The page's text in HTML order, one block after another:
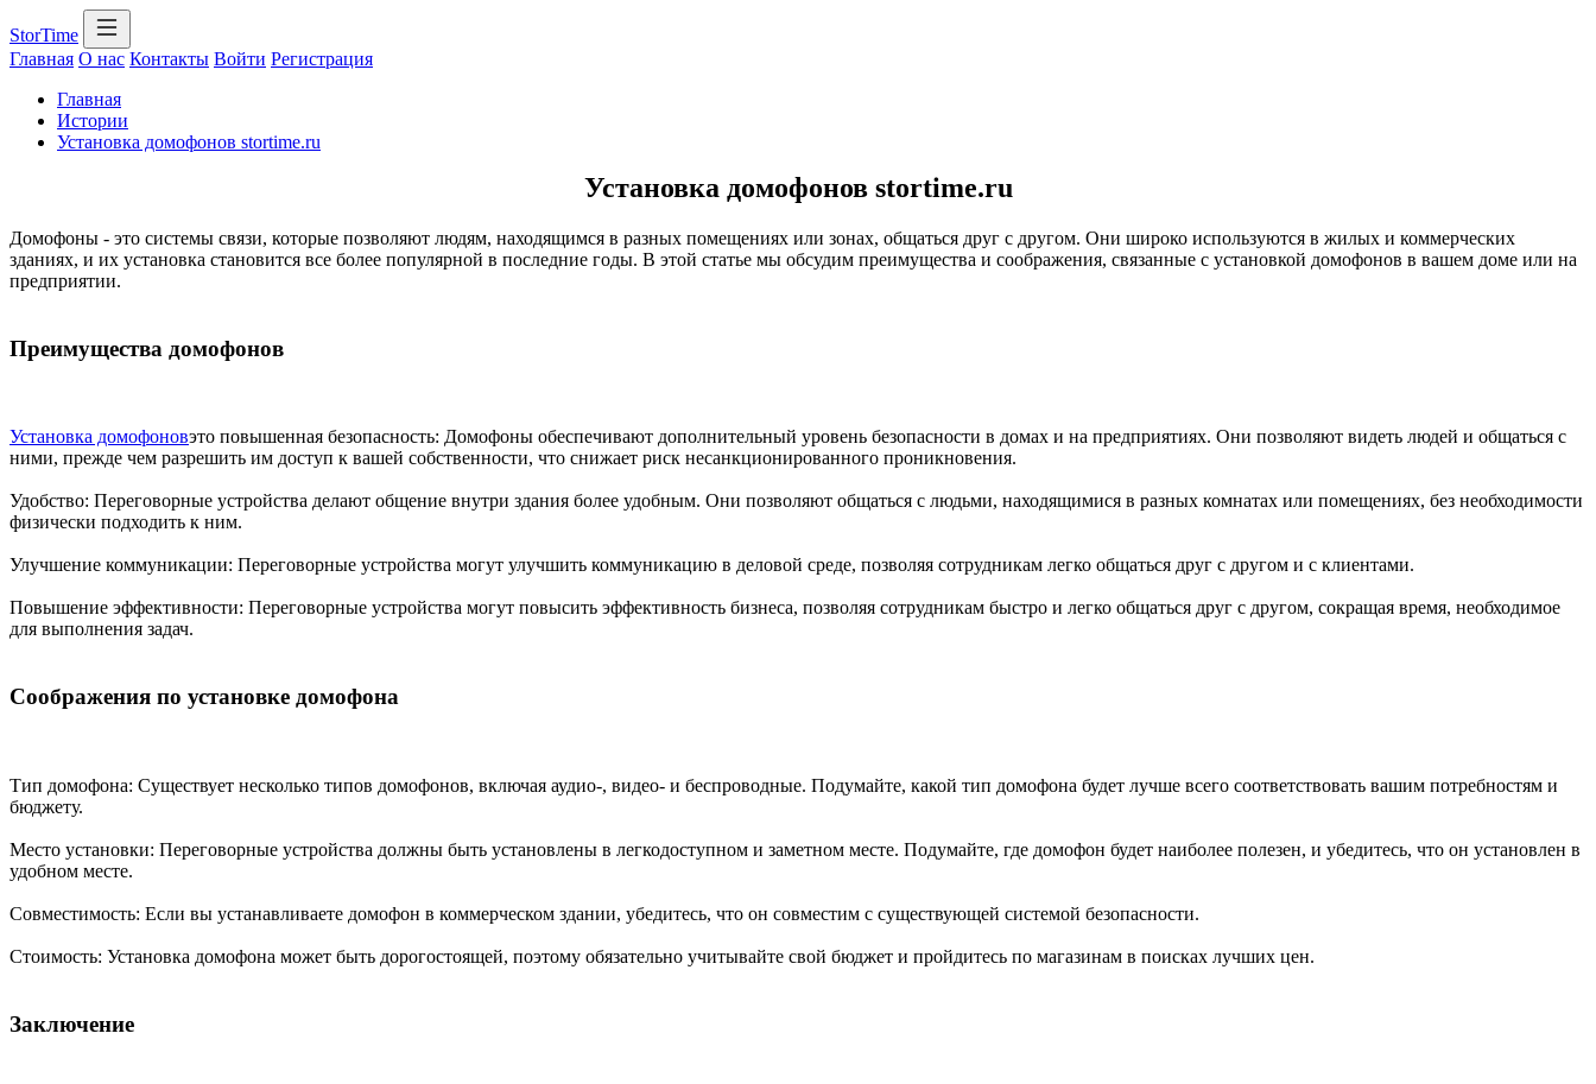
StorTime
Главная О нас Контакты Войти Регистрация
Главная
Истории
Установка домофонов stortime.ru
Установка домофонов stortime.ru
Домофоны - это системы связи, которые позволяют людям, находящимся в разных помещениях или зонах, общаться друг с другом. Они широко используются в жилых и коммерческих
зданиях, и их установка становится все более популярной в последние годы. В этой статье мы обсудим преимущества и соображения, связанные с установкой домофонов в вашем доме или на
предприятии.
Преимущества домофонов
Установка домофоновэто повышенная безопасность: Домофоны обеспечивают дополнительный уровень безопасности в домах и на предприятиях. Они позволяют видеть людей и общаться с
ними, прежде чем разрешить им доступ к вашей собственности, что снижает риск несанкционированного проникновения.
Удобство: Переговорные устройства делают общение внутри здания более удобным. Они позволяют общаться с людьми, находящимися в разных комнатах или помещениях, без необходимости
физически подходить к ним.
Улучшение коммуникации: Переговорные устройства могут улучшить коммуникацию в деловой среде, позволяя сотрудникам легко общаться друг с другом и с клиентами.
Повышение эффективности: Переговорные устройства могут повысить эффективность бизнеса, позволяя сотрудникам быстро и легко общаться друг с другом, сокращая время, необходимое
для выполнения задач.
Соображения по установке домофона
Тип домофона: Существует несколько типов домофонов, включая аудио-, видео- и беспроводные. Подумайте, какой тип домофона будет лучше всего соответствовать вашим потребностям и
бюджету.
Место установки: Переговорные устройства должны быть установлены в легкодоступном и заметном месте. Подумайте, где домофон будет наиболее полезен, и убедитесь, что он установлен в
удобном месте.
Совместимость: Если вы устанавливаете домофон в коммерческом здании, убедитесь, что он совместим с существующей системой безопасности.
Стоимость: Установка домофона может быть дорогостоящей, поэтому обязательно учитывайте свой бюджет и пройдитесь по магазинам в поисках лучших цен.
Заключение